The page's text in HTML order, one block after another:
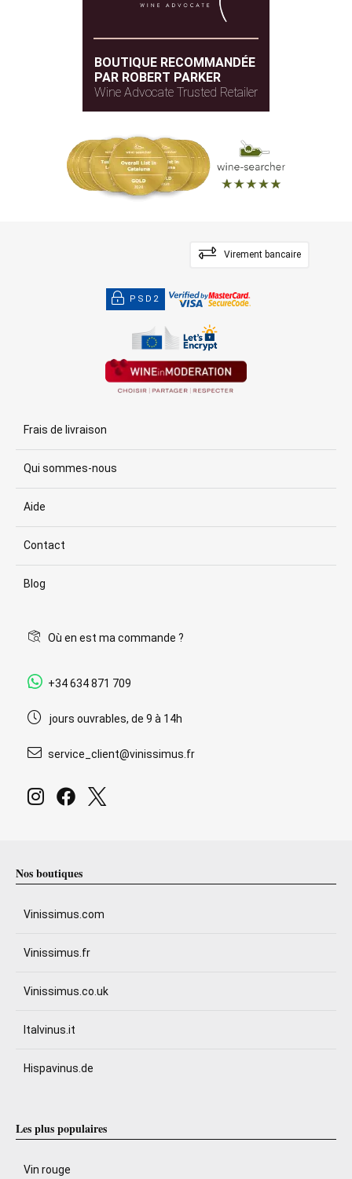
BOUTIQUE RECOMMANDÉE
PAR ROBERT PARKER
Wine Advocate Trusted Retailer
Virement bancaire
PSD2
Frais de livraison
Qui sommes-nous
Aide
Contact
Blog
Où en est ma commande ?
+34 634 871 709
jours ouvrables, de 9 à 14h
service_client@vinissimus.fr
Nos boutiques
Vinissimus.com
Vinissimus.fr
Vinissimus.co.uk
Italvinus.it
Hispavinus.de
Les plus populaires
Vin rouge